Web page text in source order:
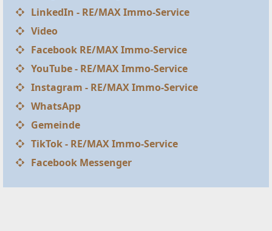
LinkedIn - RE/MAX Immo-Service
Video
Facebook RE/MAX Immo-Service
YouTube - RE/MAX Immo-Service
Instagram - RE/MAX Immo-Service
WhatsApp
Gemeinde
TikTok - RE/MAX Immo-Service
Facebook Messenger